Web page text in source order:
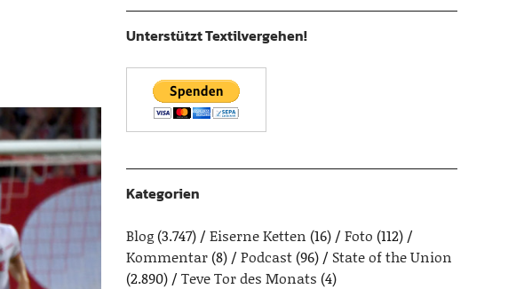
Unterstützt Textilvergehen!
Kategorien
Blog(3.747) Eiserne Ketten (16) Foto (112)
Kommentar(8) Podcast(96)
State of the Union
(2.890)
Teve Tor des Monats (4)